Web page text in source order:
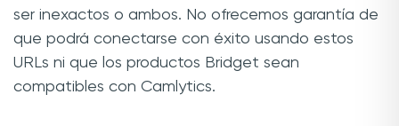
ser inexactos o ambos. No ofrecemos garantía de
que podrá conectarse con éxito usando estos
URLs ni que los productos Bridget sean
compatibles con Camlytics.